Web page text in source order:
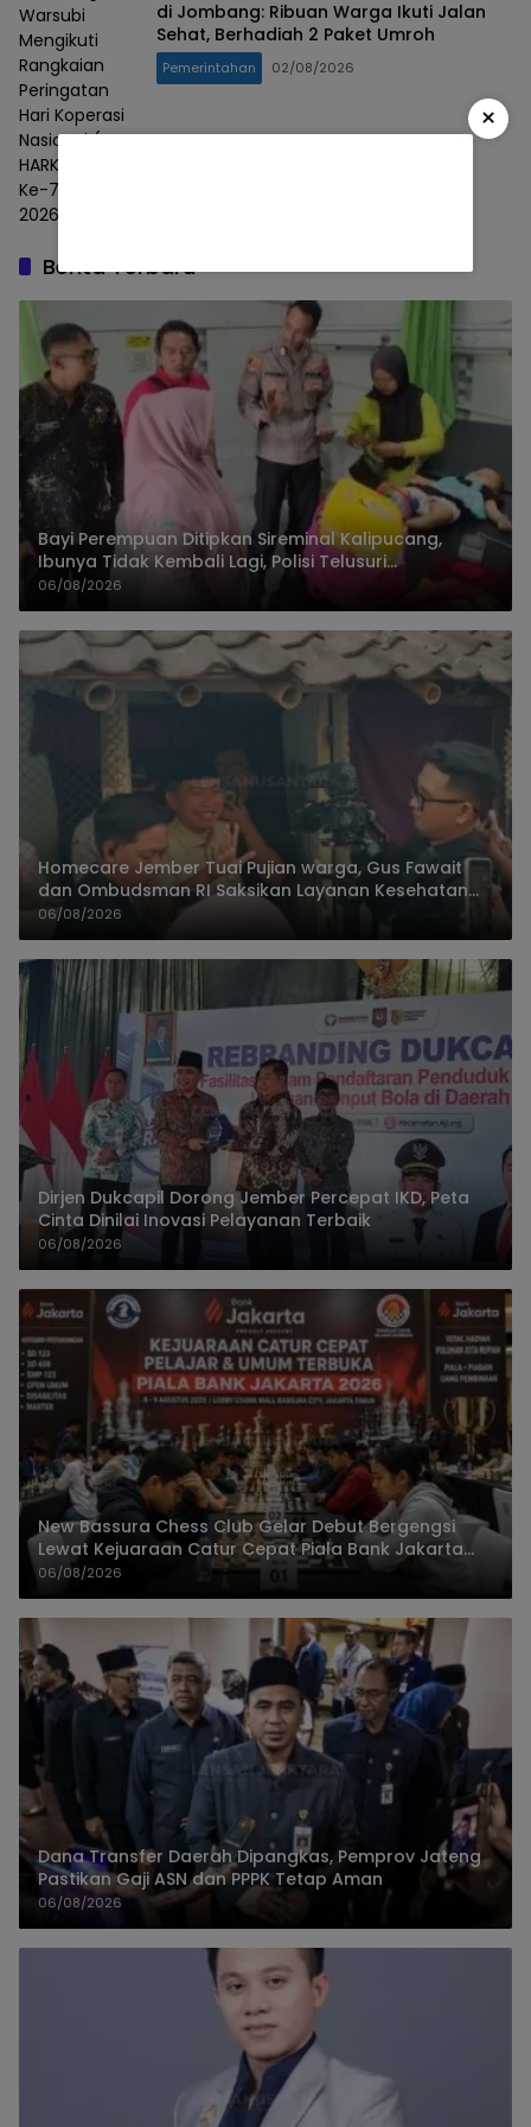
Warsubi
Mengikuti
Rangkaian
Peringatan
Hari Koperasi
Nasional (
HARKOPNAS)
Ke-79 Tahun
2026
di Jombang: Ribuan Warga Ikuti Jalan
Sehat, Berhadiah 2 Paket Umroh
Pemerintahan 02/08/2026
Berita Terbaru
Bayi Perempuan Ditipkan Sireminal Kalipucang,
Ibunya Tidak Kembali Lagi, Polisi Telusuri
Keberadaan Orang Tua
06/08/2026
Homecare Jember Tuai Pujian warga, Gus Fawait
dan Ombudsman RI Saksikan Layanan Kesehatan
Rumah Pasien
06/08/2026
Dirjen Dukcapil Dorong Jember Percepat IKD, Peta
Cinta Dinilai Inovasi Pelayanan Terbaik
06/08/2026
New Bassura Chess Club Gelar Debut Bergengsi
Lewat Kejuaraan Catur Cepat Piala Bank Jakarta
2026
06/08/2026
Dana Transfer Daerah Dipangkas, Pemprov Jateng
Pastikan Gaji ASN dan PPPK Tetap Aman
06/08/2026
×